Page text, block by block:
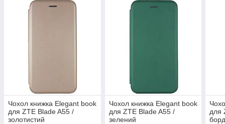
Чохол книжка Elegant book
для ZTE Blade A55 /
золотистий
Чохол книжка Elegant book
для ZTE Blade A55 /
зелений
для